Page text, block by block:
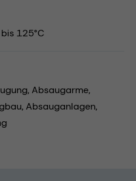
125°C
Absaugarme,
Absauganlagen,